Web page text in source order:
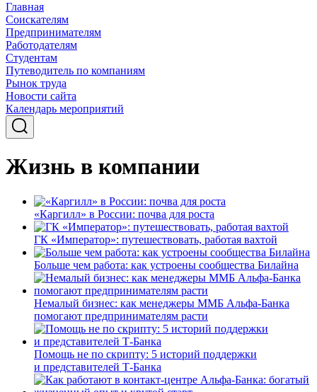
Главная
Соискателям
Предпринимателям
Работодателям
Студентам
Путеводитель по компаниям
Рынок труда
Новости сайта
Календарь мероприятий
Жизнь в компании
«Каргилл» в России: почва для роста
ГК «Император»: путешествовать, работая вахтой
Больше чем работа: как устроены сообщества Билайна
Немалый бизнес: как менеджеры ММБ Альфа-Банка
помогают предпринимателям расти
Помощь не по скрипту: 5 историй поддержки
и представителей Т-Банка